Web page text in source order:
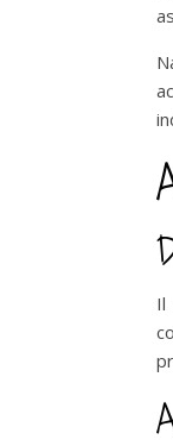
Il